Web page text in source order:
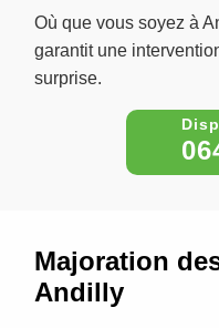
Où que vous soyez à
garantit une
surprise.
Majoration
Andilly